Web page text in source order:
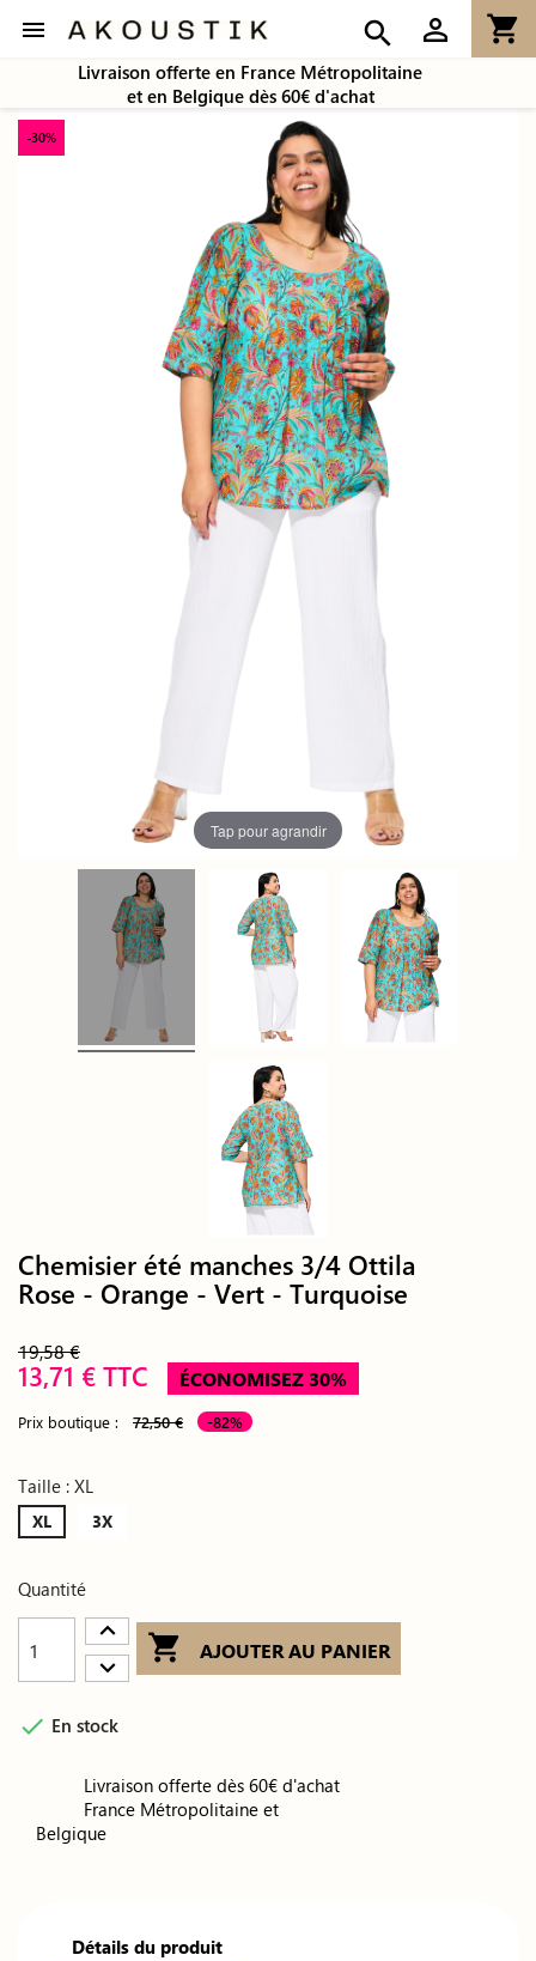
 shopping_cart
person_outline
search
Livraison offerte en France Métropolitaine
et en Belgique dès 60€ d'achat
-30%
Tap pour agrandir
Chemisier été manches 3/4 Ottila
Rose - Orange - Vert - Turquoise
19,58 €
13,71 € TTC ÉCONOMISEZ 30%
Prix boutique : 72,50 € -82%
Taille : XL
XL 3X
Quantité
 AJOUTER AU PANIER
 En stock
Livraison offerte dès 60€ d'achat
France Métropolitaine et
Belgique
Détails du produit